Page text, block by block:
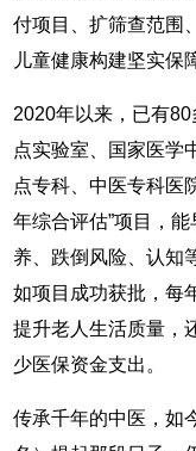
付项目、扩筛查范围
儿童健康构建坚实保
2020年以来，已有
点实验室、国家医学
点专科、中医专科医
年综合评估”项目，
养、跌倒风险、认知
如项目成功获批，每
提升老人生活质量，
少医保资金支出。
传承千年的中医，如